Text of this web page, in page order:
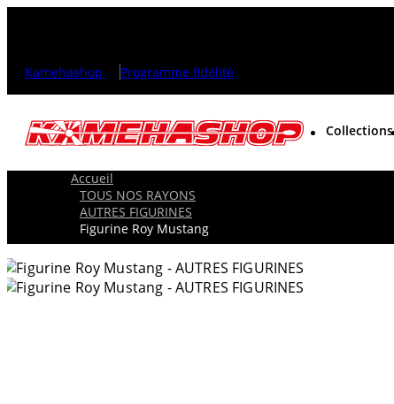
Kamehashop Programme fidélité
Collections
Accueil
TOUS NOS RAYONS
AUTRES FIGURINES
Figurine Roy Mustang